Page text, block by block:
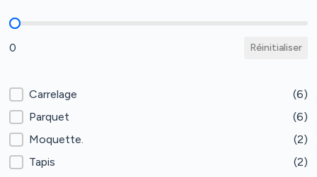
Autonomie
0 Réinitialiser
Type de sol
Carrelage
(6)
Parquet
(6)
Moquette.
(2)
Tapis
(2)